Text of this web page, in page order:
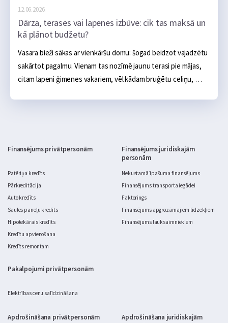
12.06.2026.
Dārza, terases vai lapenes izbūve: cik tas maksā un
kā plānot budžetu?
Vasara bieži sākas ar vienkāršu domu: šogad beidzot vajadzētu
sakārtot pagalmu. Vienam tas nozīmē jaunu terasi pie mājas,
citam lapeni ģimenes vakariem, vēl kādam bruģētu celiņu,
Finansējums privātpersonām
Patēriņa kredīts
Pārkreditācija
Auto kredīts
Saules paneļu kredīts
Hipotekārais kredīts
Kredītu apvienošana
Kredīts remontam
Pakalpojumi privātpersonām
Elektrības cenu salīdzināšana
Finansējums juridiskajām
personām
Nekustamā īpašuma finansējums
Finansējums transporta iegādei
Faktorings
Finansējums apgrozāmajiem līdzekļiem
Finansējums lauksaimniekiem
Apdrošināšana privātpersonām
Apdrošināšana juridiskajām